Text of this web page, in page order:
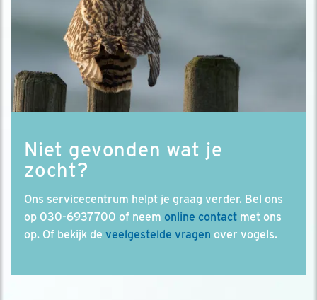
Niet gevonden wat je
zocht?
Ons servicecentrum helpt je graag verder. Bel ons
op 030-6937700 of neem online contact met ons
op. Of bekijk de veelgestelde vragen over vogels.